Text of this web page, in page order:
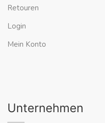
Retouren
Login
Mein Konto
Unternehmen